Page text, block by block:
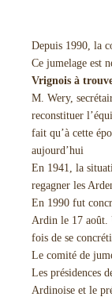
Depuis 1990, la
Ce jumelage est
Vrignois à
M. Wery,
reconstituer
fait qu’à cette
aujourd’hui
En 1941, la
regagner les
En 1990 fut
Ardin le 17 août.
fois de se
Le comité de
Les présidences
Ardinoise et le